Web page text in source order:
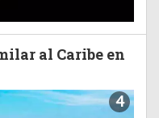
al Caribe en
4